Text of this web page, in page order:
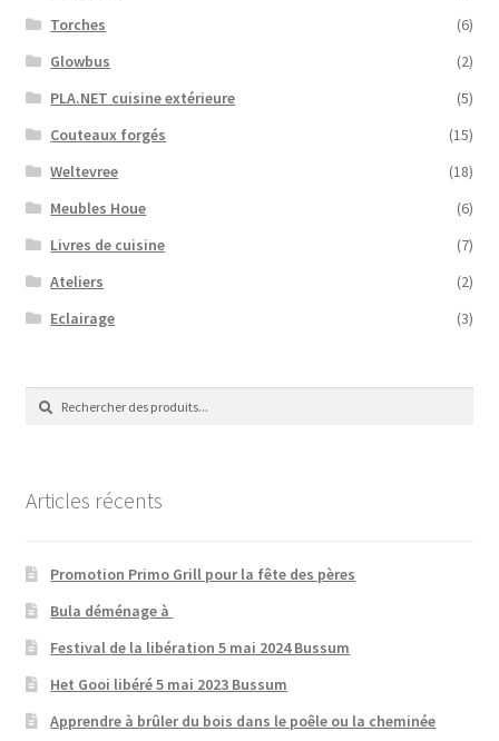
Torches
(6)
Glowbus
(2)
PLA.NET cuisine extérieure
(5)
Couteaux forgés
(15)
Weltevree
(18)
Meubles Houe
(6)
Livres de cuisine
(7)
Ateliers
(2)
Eclairage
(3)
Recherche
Recherche
Articles récents
Promotion Primo Grill pour la fête des pères
Bula déménage à
Festival de la libération 5 mai 2024 Bussum
Het Gooi libéré 5 mai 2023 Bussum
Apprendre à brûler du bois dans le poêle ou la cheminée